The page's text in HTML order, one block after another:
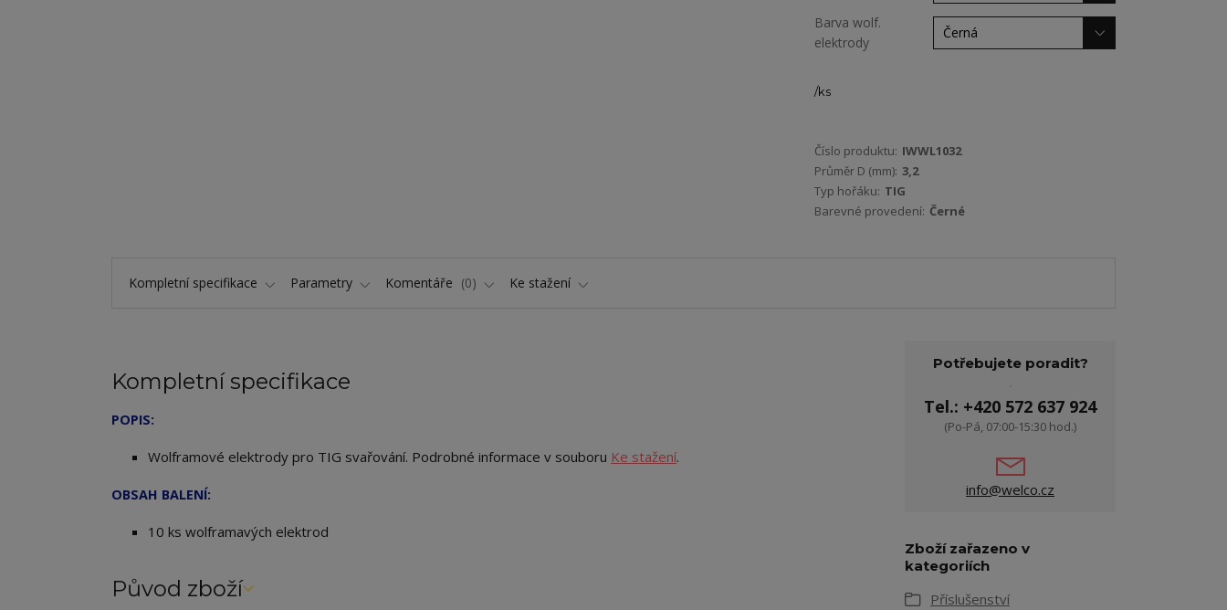
Barva wolf.
elektrody
/ks
Číslo produktu: IWWL1032
Průměr D (mm): 3,2
Typ hořáku: TIG
Barevné provedení: Černé
Kompletní specifikace Parametry Komentáře 0 Ke stažení
Kompletní specifikace
POPIS:
Wolframové elektrody pro TIG svařování. Podrobné informace v souboru Ke stažení.
OBSAH BALENÍ:
10 ks wolframavých elektrod
Původ zboží
Potřebujete poradit?
Tel.: +420 572 637 924
(Po-Pá, 07:00-15:30 hod.)
info@welco.cz
Zboží zařazeno v
kategoriích
Příslušenství